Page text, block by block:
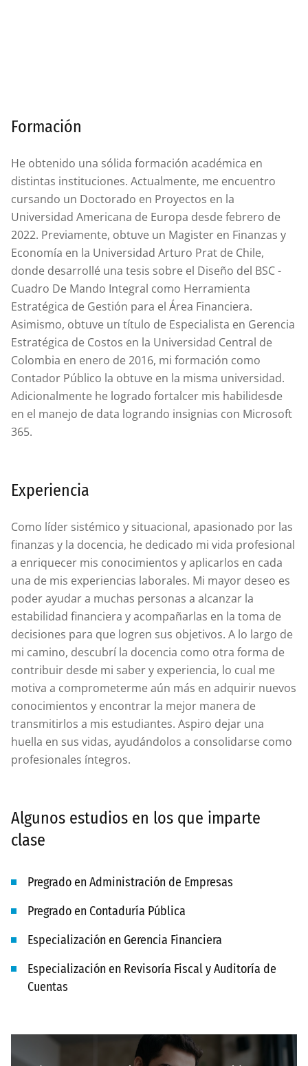
Formación
He obtenido una sólida formación académica en
distintas instituciones. Actualmente, me encuentro
cursando un Doctorado en Proyectos en la
Universidad Americana de Europa desde febrero de
2022. Previamente, obtuve un Magister en Finanzas y
Economía en la Universidad Arturo Prat de Chile,
donde desarrollé una tesis sobre el Diseño del BSC -
Cuadro De Mando Integral como Herramienta
Estratégica de Gestión para el Área Financiera.
Asimismo, obtuve un título de Especialista en Gerencia
Estratégica de Costos en la Universidad Central de
Colombia en enero de 2016, mi formación como
Contador Público la obtuve en la misma universidad.
Adicionalmente he logrado fortalcer mis habilidesde
en el manejo de data logrando insignias con Microsoft
365.
Experiencia
Como líder sistémico y situacional, apasionado por las
finanzas y la docencia, he dedicado mi vida profesional
a enriquecer mis conocimientos y aplicarlos en cada
una de mis experiencias laborales. Mi mayor deseo es
poder ayudar a muchas personas a alcanzar la
estabilidad financiera y acompañarlas en la toma de
decisiones para que logren sus objetivos. A lo largo de
mi camino, descubrí la docencia como otra forma de
contribuir desde mi saber y experiencia, lo cual me
motiva a comprometerme aún más en adquirir nuevos
conocimientos y encontrar la mejor manera de
transmitirlos a mis estudiantes. Aspiro dejar una
huella en sus vidas, ayudándolos a consolidarse como
profesionales íntegros.
Algunos estudios en los que imparte
clase
Pregrado en Administración de Empresas
Pregrado en Contaduría Pública
Especialización en Gerencia Financiera
Especialización en Revisoría Fiscal y Auditoría de
Cuentas